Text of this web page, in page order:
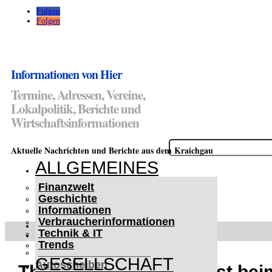
Folgen
Folgen
Informationen von Hier
Termine, Adressen, Vereine,
Lokalpolitik, Berichte und
Wirtschaftsinformationen
Suchen
nach:
Aktuelle Nachrichten und Berichte aus dem Kraichgau
ALLGEMEINES
Finanzwelt
Geschichte
Informationen
Verbraucherinformationen
Technik & IT
Trends
GESELLSCHAFT
WETTERWARNUNGEN
WINTER IM KRAICHGAU
Lifehacks für vereiste
Autoscheiben